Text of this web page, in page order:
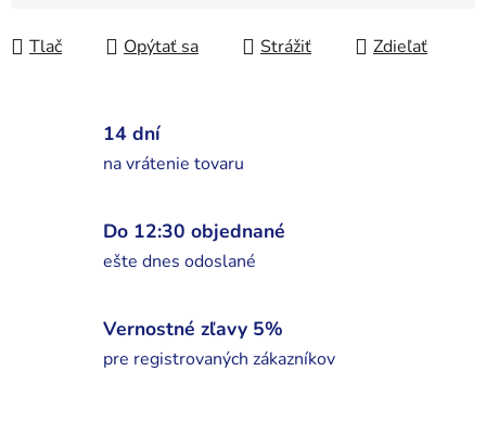
Tlač Opýtať sa Strážiť Zdieľať
14 dní
na vrátenie tovaru
Do 12:30 objednané
ešte dnes odoslané
Vernostné zľavy 5%
pre registrovaných zákazníkov